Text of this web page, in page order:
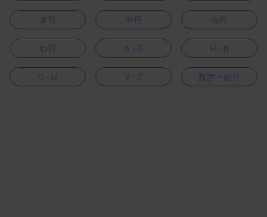
ま行 や行 ら行
わ行 A - G H - N
O - U V - Z 数字・記号